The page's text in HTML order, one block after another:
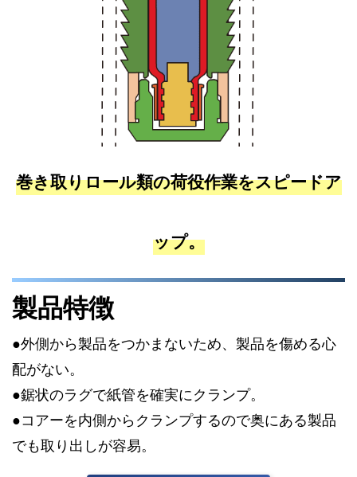
巻き取りロール類の荷役作業をスピードア
ップ。
製品特徴
●外側から製品をつかまないため、製品を傷める心
配がない。
●鋸状のラグで紙管を確実にクランプ。
●コアーを内側からクランプするので奥にある製品
でも取り出しが容易。